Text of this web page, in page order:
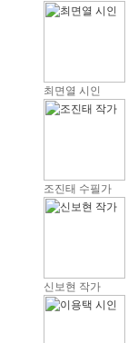
최면열 시인
조진태 수필가
신보현 작가